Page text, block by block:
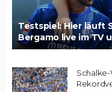
Testspiel: Hier läuft
Bergamo live im TV
Schalke-